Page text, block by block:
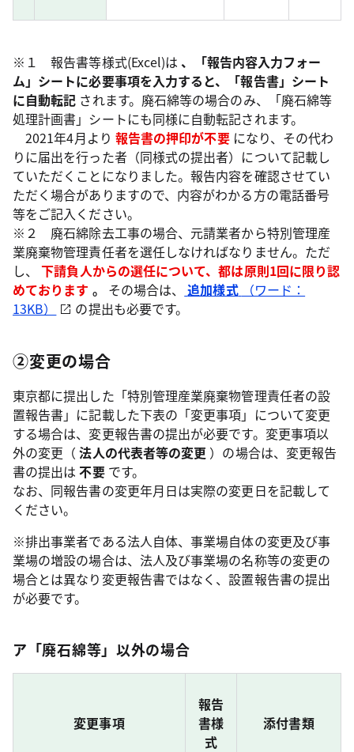
※１ 報告書等様式(Excel)は 、「報告内容入力フォー
ム」シートに必要事項を入力すると、「報告書」シート
に自動転記 されます。廃石綿等の場合のみ、「廃石綿等
処理計画書」シートにも同様に自動転記されます。
2021年4月より 報告書の押印が不要 になり、その代わ
りに届出を行った者（同様式の提出者）について記載し
ていただくことになりました。報告内容を確認させてい
ただく場合がありますので、内容がわかる方の電話番号
等をご記入ください。
※２ 廃石綿除去工事の場合、元請業者から特別管理産
業廃棄物管理責任者を選任しなければなりません。ただ
し、
下請負人からの選任について、都は原則1回に限り認
めております 。 その場合は、 追加様式
（ワード：
13KB）
の提出も必要です。
②変更の場合
東京都に提出した「特別管理産業廃棄物管理責任者の設
置報告書」に記載した下表の「変更事項」について変更
する場合は、変更報告書の提出が必要です。変更事項以
外の変更（ 法人の代表者等の変更 ）の場合は、変更報告
書の提出は 不要です。
なお、同報告書の変更年月日は実際の変更日を記載して
ください。
※排出事業者である法人自体、事業場自体の変更及び事
業場の増設の場合は、法人及び事業場の名称等の変更の
場合とは異なり変更報告書ではなく、設置報告書の提出
が必要です。
ア「廃石綿等」以外の場合
変更事項
報告
書様
式
添付書類